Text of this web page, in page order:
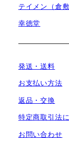
テイメン（倉
幸徳堂
発送・送料
お支払い方法
返品・交換
特定商取引法
お問い合わせ